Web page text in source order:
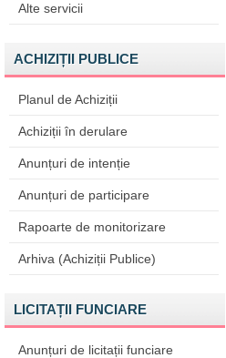
Alte servicii
ACHIZIȚII PUBLICE
Planul de Achiziții
Achiziții în derulare
Anunțuri de intenție
Anunțuri de participare
Rapoarte de monitorizare
Arhiva (Achiziții Publice)
LICITAȚII FUNCIARE
Anunțuri de licitații funciare